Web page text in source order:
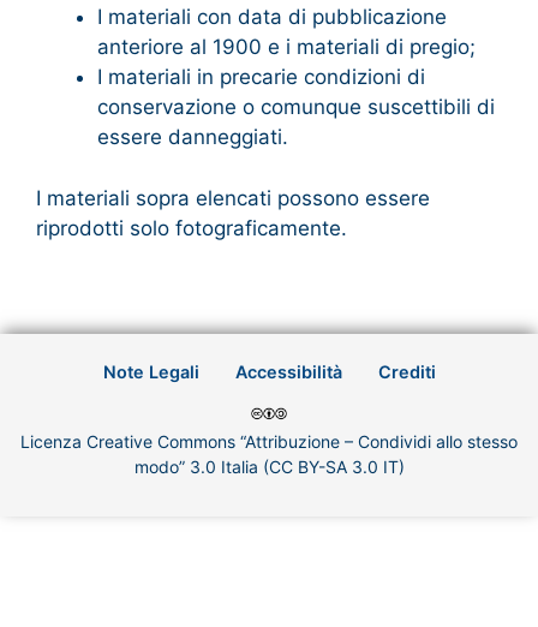
I materiali con data di pubblicazione
anteriore al 1900 e i materiali di pregio;
I materiali in precarie condizioni di
conservazione o comunque suscettibili di
essere danneggiati.
I materiali sopra elencati possono essere
riprodotti solo fotograficamente.
Note Legali Accessibilità Crediti
Licenza Creative Commons “Attribuzione – Condividi allo stesso
modo” 3.0 Italia (CC BY-SA 3.0 IT)